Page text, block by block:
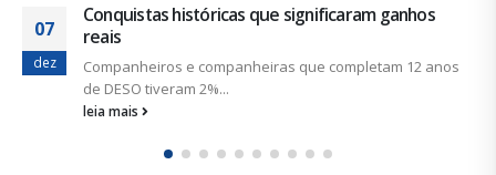
04
out
Trabalhador precisa votar com consciência… de
classe!
No dia 7 de outubro, a população sergipana e brasileira
irá...
leia mais